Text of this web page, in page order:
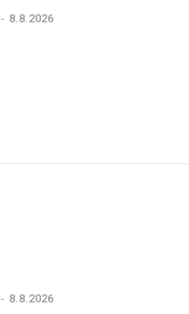
- 8.8.2026
- 8.8.2026